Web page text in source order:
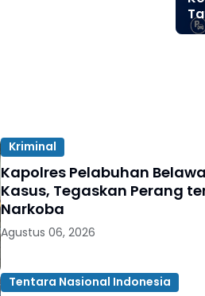
Kriminal
Kapolres Pelabuhan
Kasus, Tegaskan Perang
Narkoba
Agustus 06, 2026
Tentara Nasional Indonesia